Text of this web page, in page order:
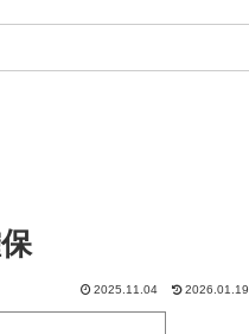
2025.11.04 2026.01.19